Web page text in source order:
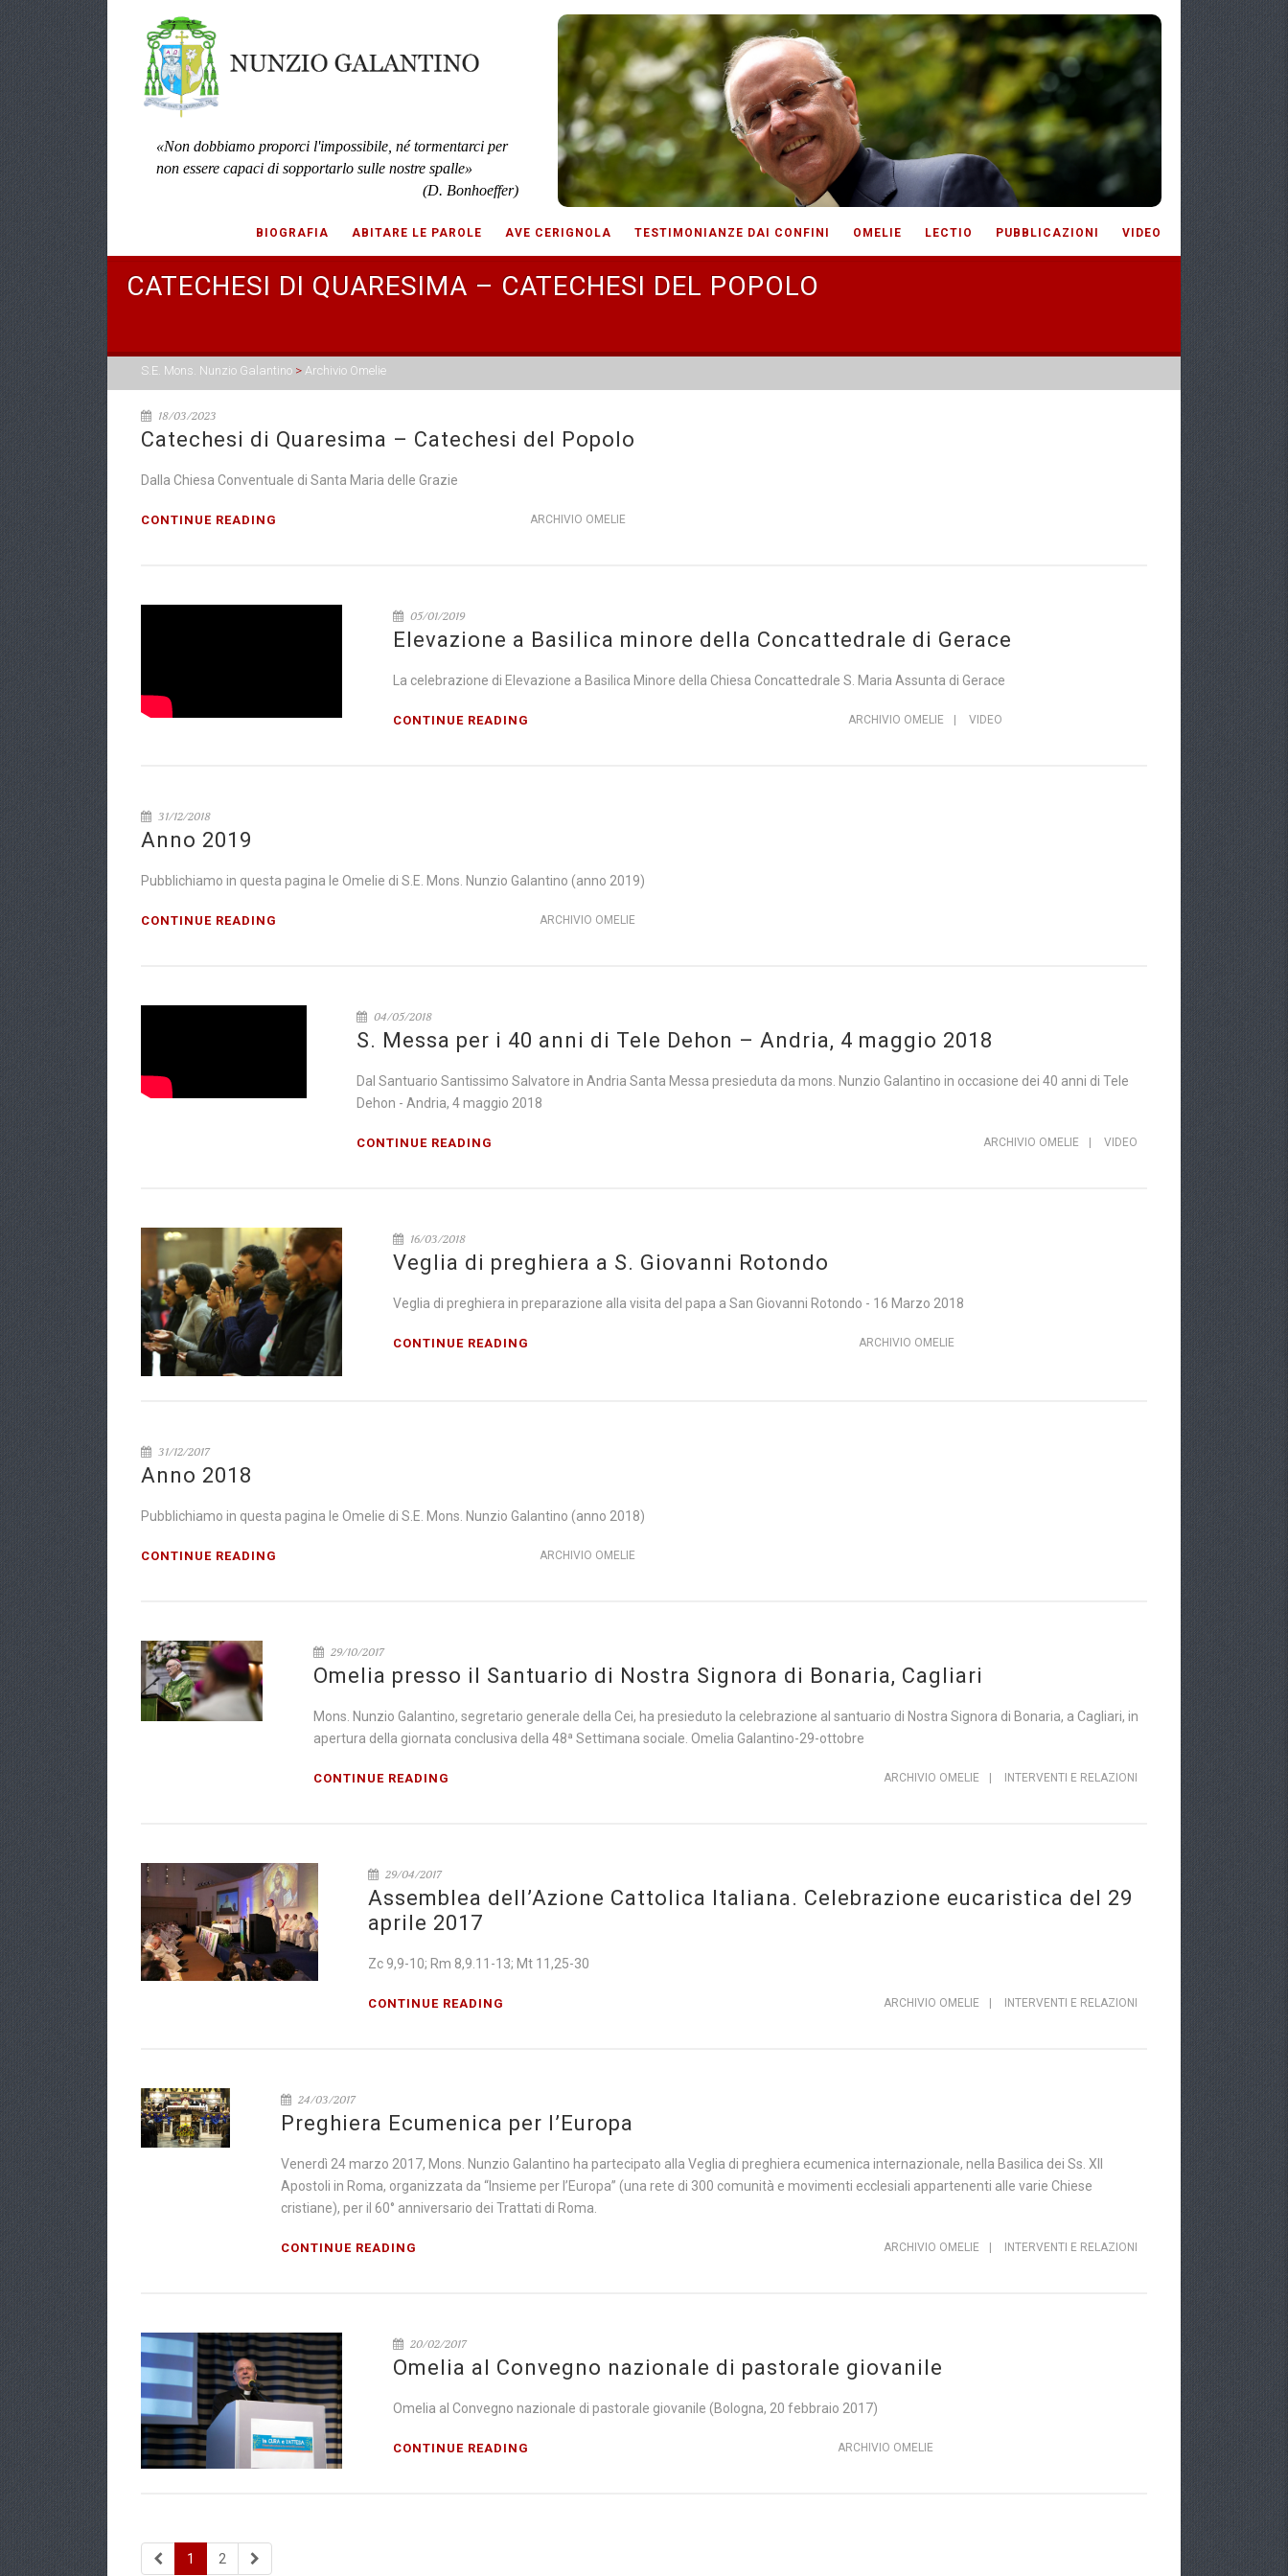
«Non dobbiamo proporci l'impossibile, né tormentarci per
non essere capaci di sopportarlo sulle nostre spalle»
(D. Bonhoeffer)
BIOGRAFIA ABITARE LE PAROLE AVE CERIGNOLA TESTIMONIANZE DAI CONFINI OMELIE LECTIO PUBBLICAZIONI VIDEO
CATECHESI DI QUARESIMA – CATECHESI DEL POPOLO
S.E. Mons. Nunzio Galantino > Archivio Omelie
18/03/2023
Catechesi di Quaresima – Catechesi del Popolo
Dalla Chiesa Conventuale di Santa Maria delle Grazie
ARCHIVIO OMELIE
CONTINUE READING
05/01/2019
Elevazione a Basilica minore della Concattedrale di Gerace
La celebrazione di Elevazione a Basilica Minore della Chiesa Concattedrale S. Maria Assunta di Gerace
ARCHIVIO OMELIE VIDEO
CONTINUE READING
31/12/2018
Anno 2019
Pubblichiamo in questa pagina le Omelie di S.E. Mons. Nunzio Galantino (anno 2019)
ARCHIVIO OMELIE
CONTINUE READING
04/05/2018
S. Messa per i 40 anni di Tele Dehon – Andria, 4 maggio 2018
Dal Santuario Santissimo Salvatore in Andria Santa Messa presieduta da mons. Nunzio Galantino in occasione dei 40 anni di Tele
Dehon - Andria, 4 maggio 2018
ARCHIVIO OMELIE VIDEO
CONTINUE READING
16/03/2018
Veglia di preghiera a S. Giovanni Rotondo
Veglia di preghiera in preparazione alla visita del papa a San Giovanni Rotondo - 16 Marzo 2018
ARCHIVIO OMELIE
CONTINUE READING
31/12/2017
Anno 2018
Pubblichiamo in questa pagina le Omelie di S.E. Mons. Nunzio Galantino (anno 2018)
ARCHIVIO OMELIE
CONTINUE READING
29/10/2017
Omelia presso il Santuario di Nostra Signora di Bonaria, Cagliari
Mons. Nunzio Galantino, segretario generale della Cei, ha presieduto la celebrazione al santuario di Nostra Signora di Bonaria, a Cagliari, in
apertura della giornata conclusiva della 48ª Settimana sociale. Omelia Galantino-29-ottobre
ARCHIVIO OMELIE | INTERVENTI E RELAZIONI
CONTINUE READING
29/04/2017
Assemblea dell’Azione Cattolica Italiana. Celebrazione eucaristica del 29
aprile 2017
Zc 9,9-10; Rm 8,9.11-13; Mt 11,25-30
ARCHIVIO OMELIE | INTERVENTI E RELAZIONI
CONTINUE READING
24/03/2017
Preghiera Ecumenica per l’Europa
Venerdì 24 marzo 2017, Mons. Nunzio Galantino ha partecipato alla Veglia di preghiera ecumenica internazionale, nella Basilica dei Ss. XII
Apostoli in Roma, organizzata da “Insieme per l’Europa” (una rete di 300 comunità e movimenti ecclesiali appartenenti alle varie Chiese
cristiane), per il 60° anniversario dei Trattati di Roma.
ARCHIVIO OMELIE | INTERVENTI E RELAZIONI
CONTINUE READING
20/02/2017
Omelia al Convegno nazionale di pastorale giovanile
Omelia al Convegno nazionale di pastorale giovanile (Bologna, 20 febbraio 2017)
ARCHIVIO OMELIE
CONTINUE READING
1 2